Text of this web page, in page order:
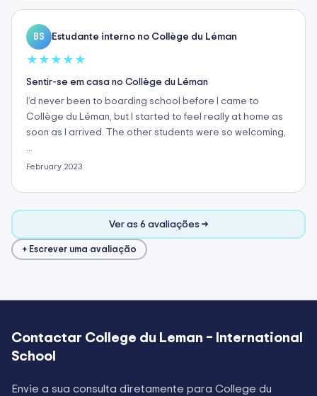
BS Estudante interno no Collège du Léman
★ ★ ★ ★ ★
Sentir-se em casa no Collège du Léman
I’d never been to boarding school before I came to
Collège du Léman, but I started to feel really at home as
soon as I arrived. The other students were so welcoming,
…
February 2023
Ver as 6 avaliações →
+ Escrever uma avaliação
Contactar College du Leman – International
School
Envie a sua consulta diretamente para College du